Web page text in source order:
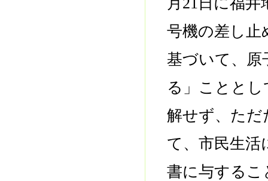
号機の差し止
基づいて、原
る」ことと
解せず、ただ
て、市民生活
書に与する